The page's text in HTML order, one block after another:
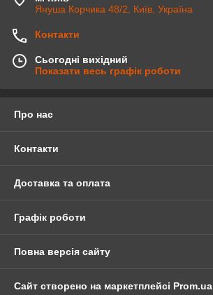
Януша Корчика 48/2, Київ, Україна
Контакти
Сьогодні вихідний
Показати весь графік роботи
Про нас
Контакти
Доставка та оплата
Графік роботи
Повна версія сайту
Сайт створено на маркетплейсі Prom.ua